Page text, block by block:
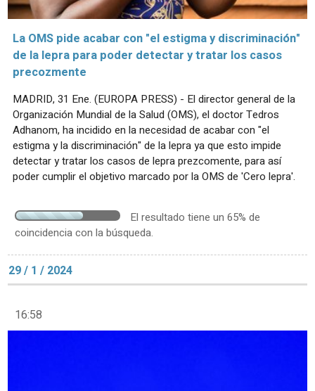
La OMS pide acabar con "el estigma y discriminación"
de la lepra para poder detectar y tratar los casos
precozmente
MADRID, 31 Ene. (EUROPA PRESS) - El director general de la
Organización Mundial de la Salud (OMS), el doctor Tedros
Adhanom, ha incidido en la necesidad de acabar con "el
estigma y la discriminación" de la lepra ya que esto impide
detectar y tratar los casos de lepra prezcomente, para así
poder cumplir el objetivo marcado por la OMS de 'Cero lepra'.
El resultado tiene un 65% de
coincidencia con la búsqueda.
29 / 1 / 2024
16:58